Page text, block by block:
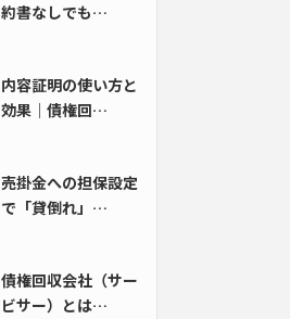
約書なしでも…
内容証明の使い方と
効果｜債権回…
売掛金への担保設定
で「貸倒れ」…
債権回収会社（サー
ビサー）とは…